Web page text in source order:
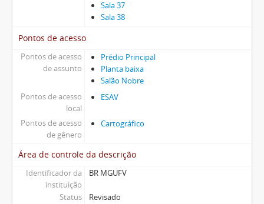
Sala 37
Sala 38
Pontos de acesso
Pontos de acesso
de assunto
Prédio Principal
Planta baixa
Salão Nobre
Pontos de acesso
local
ESAV
Pontos de acesso
de gênero
Cartográfico
Área de controle da descrição
Identificador da
instituição
BR MGUFV
Status
Revisado